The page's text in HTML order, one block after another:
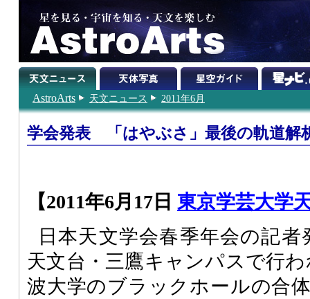
AstroArts 天文ニュース 2011年6月
学会発表 「はやぶさ」最後の軌道解
【2011年6月17日 東京学芸大学
日本天文学会春季年会の記
天文台・三鷹キャンパスで行
波大学のブラックホールの合